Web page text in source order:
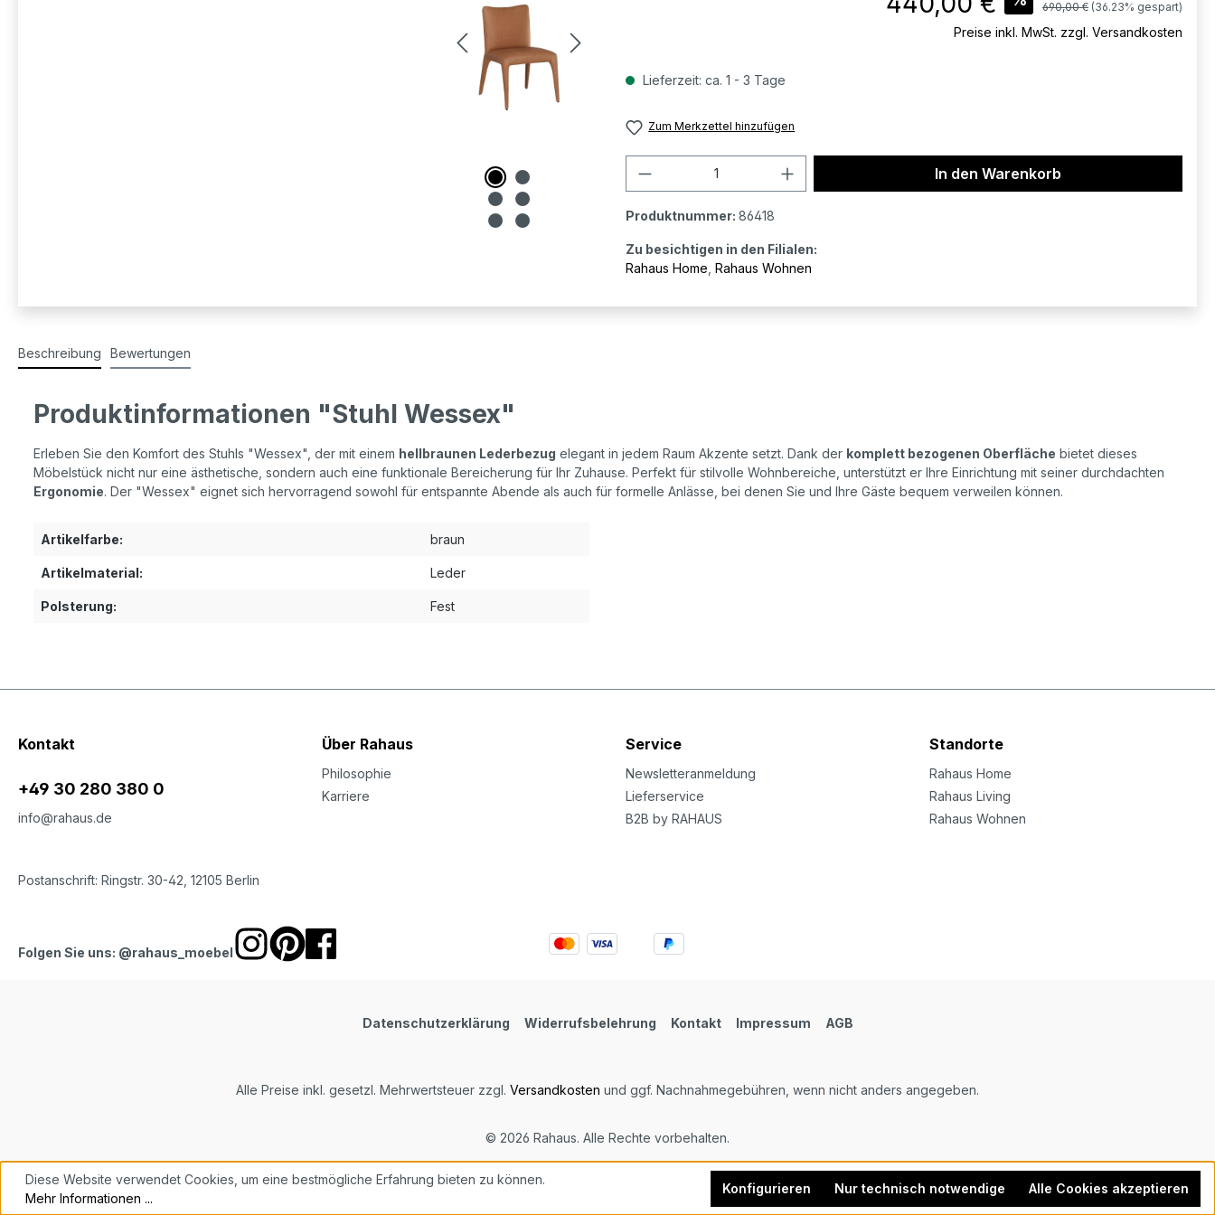
Regulärer Preis:
690,00 € (36.23% gespart)
Preise inkl. MwSt. zzgl. Versandkosten
Lieferzeit: ca. 1 - 3 Tage
Zum Merkzettel hinzufügen
Produkt Anzahl: Gib den gewünschten Wert ein oder
In den Warenkorb
Produktnummer: 86418
Zu besichtigen in den Filialen:
Rahaus Home Rahaus Wohnen
Beschreibung Bewertungen
Produktinformationen "Stuhl Wessex"
Erleben Sie den Komfort des Stuhls "Wessex", der mit einem hellbraunen Lederbezug elegant in jedem Raum Akzente setzt. Dank der komplett bezogenen Oberfläche bietet dieses
Möbelstück nicht nur eine ästhetische, sondern auch eine funktionale Bereicherung für Ihr Zuhause. Perfekt für stilvolle Wohnbereiche, unterstützt er Ihre Einrichtung mit seiner durchdachten
Ergonomie. Der "Wessex" eignet sich hervorragend sowohl für entspannte Abende als auch für formelle Anlässe, bei denen Sie und Ihre Gäste bequem verweilen können.
Artikelfarbe: braun
Artikelmaterial: Leder
Polsterung: Fest
Kontakt
+49 30 280 380 0
info@rahaus.de
Postanschrift: Ringstr. 30-42, 12105 Berlin
Über Rahaus
Philosophie
Karriere
Service
Newsletteranmeldung
Lieferservice
B2B by RAHAUS
Standorte
Rahaus Home
Rahaus Living
Rahaus Wohnen
Folgen Sie uns: @rahaus_moebel
Datenschutzerklärung Widerrufsbelehrung Kontakt Impressum AGB
Alle Preise inkl. gesetzl. Mehrwertsteuer zzgl. Versandkosten und ggf. Nachnahmegebühren, wenn nicht anders angegeben.
© 2026 Rahaus. Alle Rechte vorbehalten.
Diese Website verwendet Cookies, um eine bestmögliche Erfahrung bieten zu können.
Mehr Informationen ...
Nur technisch notwendige
Konfigurieren Alle Cookies akzeptieren